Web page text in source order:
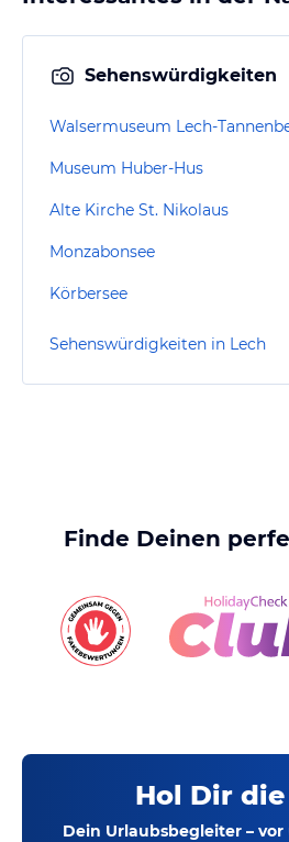
Sehenswürdigkeiten
Museum Huber-Hus
Alte Kirche St. Nikolaus
Monzabonsee
Körbersee
Sehenswürdigkeiten in Lech
Finde Deinen
Hol Dir
Dein Urlaubsbegleiter –